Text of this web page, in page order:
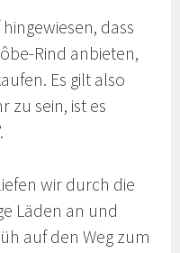
dass
Rind anbieten,
Es gilt also
zu sein, ist es
wir durch die
Läden an und
auf den Weg zum